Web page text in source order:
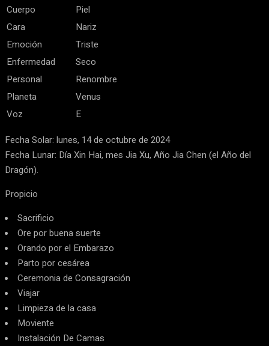
Cuerpo
Piel
Cara
Nariz
Emoción
Triste
Enfermedad
Seco
Personal
Renombre
Planeta
Venus
Voz
E
Fecha Solar: lunes, 14 de octubre de 2024
Fecha Lunar: Día Xin Hai, mes Jia Xu, Año Jia Chen (el Año del
Dragón).
Propicio
Sacrificio
Ore por buena suerte
Orando por el Embarazo
Parto por cesárea
Ceremonia de Consagración
Viajar
Limpieza de la casa
Moviente
Instalación De Camas